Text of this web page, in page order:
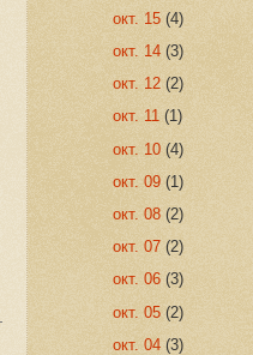
окт. 15 (4)
окт. 14 (3)
окт. 12 (2)
окт. 11 (1)
окт. 10 (4)
окт. 09 (1)
окт. 08 (2)
окт. 07 (2)
окт. 06 (3)
окт. 05 (2)
окт. 04 (3)